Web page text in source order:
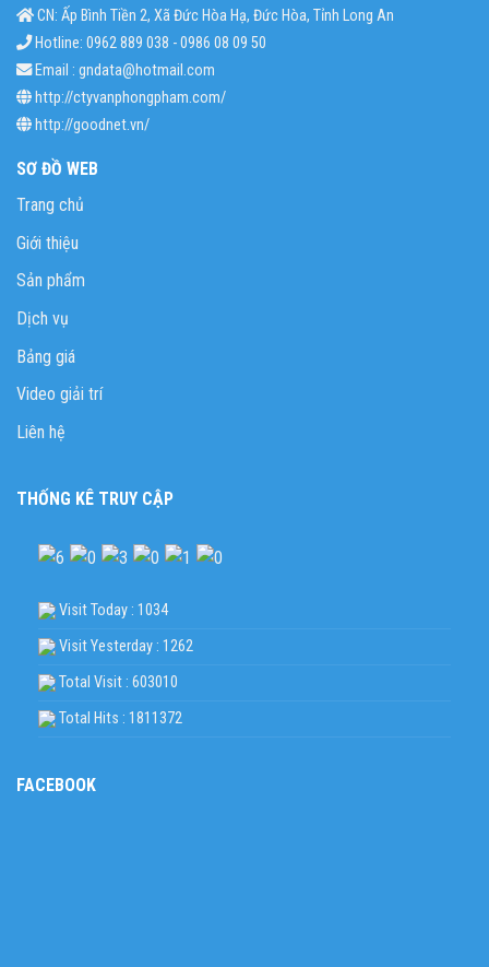
CN: Ấp Bình Tiền 2, Xã Đức Hòa Hạ, Đức Hòa, Tỉnh Long An
Hotline: 0962 889 038 - 0986 08 09 50
Email : gndata@hotmail.com
http://ctyvanphongpham.com/
http://goodnet.vn/
SƠ ĐỒ WEB
Trang chủ
Giới thiệu
Sản phẩm
Dịch vụ
Bảng giá
Video giải trí
Liên hệ
THỐNG KÊ TRUY CẬP
Visit Today : 1034
Visit Yesterday : 1262
Total Visit : 603010
Total Hits : 1811372
FACEBOOK